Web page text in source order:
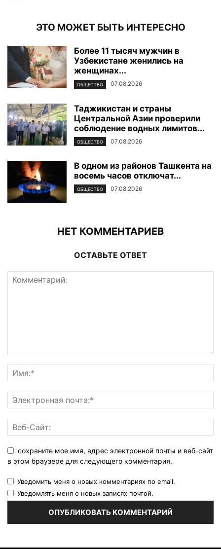
ЭТО МОЖЕТ БЫТЬ ИНТЕРЕСНО
Более 11 тысяч мужчин в
Узбекистане женились на
женщинах...
ОБЩЕСТВО 07.08.2026
Таджикистан и страны
Центральной Азии проверили
соблюдение водных лимитов...
ОБЩЕСТВО 07.08.2026
В одном из районов Ташкента на
восемь часов отключат...
ОБЩЕСТВО 07.08.2026
НЕТ КОММЕНТАРИЕВ
ОСТАВЬТЕ ОТВЕТ
сохраните мое имя, адрес электронной почты и веб-сайт
в этом браузере для следующего комментария.
Уведомить меня о новых комментариях по email.
Уведомлять меня о новых записях почтой.